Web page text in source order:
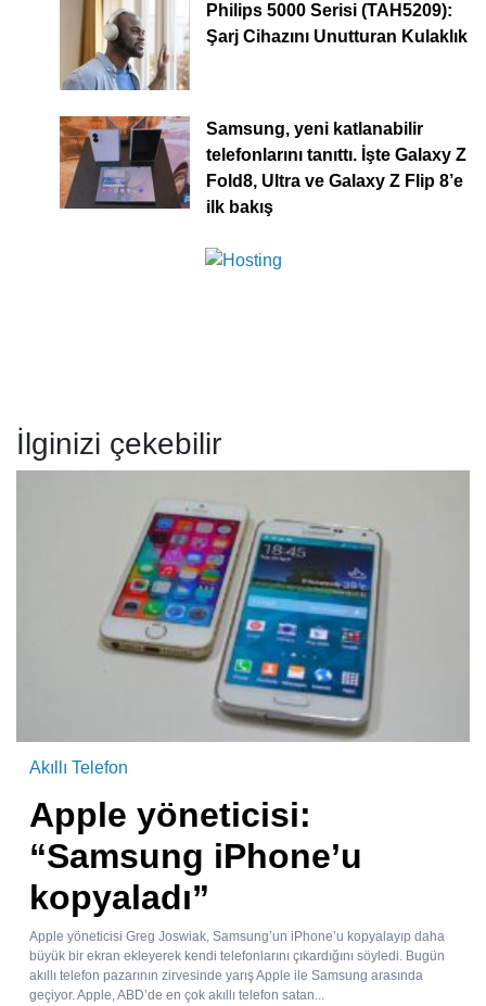
Philips 5000 Serisi (TAH5209):
Şarj Cihazını Unutturan Kulaklık
Samsung, yeni katlanabilir
telefonlarını tanıttı. İşte Galaxy Z
Fold8, Ultra ve Galaxy Z Flip 8’e
ilk bakış
İlginizi çekebilir
Akıllı Telefon
Apple yöneticisi:
“Samsung iPhone’u
kopyaladı”
Apple yöneticisi Greg Joswiak, Samsung’un iPhone’u kopyalayıp daha
büyük bir ekran ekleyerek kendi telefonlarını çıkardığını söyledi. Bugün
akıllı telefon pazarının zirvesinde yarış Apple ile Samsung arasında
geçiyor. Apple, ABD’de en çok akıllı telefon satan...